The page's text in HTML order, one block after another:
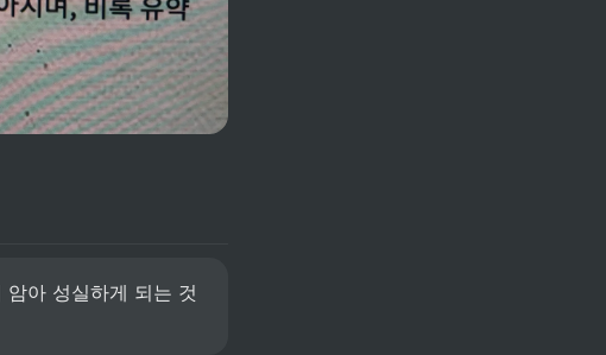
아 성실하게 되는 것